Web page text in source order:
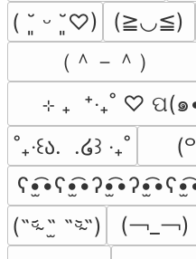
( ˘͈ ᵕ ˘͈♡)
(≧◡≦)
（＾－＾）
⊹ ₊  ⁺‧₊˚ ♡ ପ(
˚₊‧꒰ა.  .໒꒱ ‧₊˚
(˵ᵕ̴᷄ ˶̫ ˶ᵕ̴᷅˵)
(￢_￢)